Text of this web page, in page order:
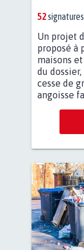
52signatures
Un projet
proposé à
maisons
du
cesse de
angoisse